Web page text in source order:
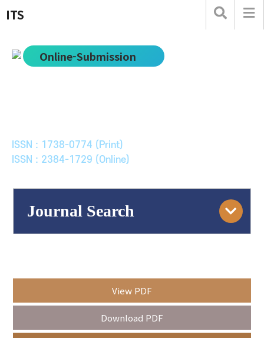
ITS
Online-Submission
ISSN : 1738-0774 (Print)
ISSN : 2384-1729 (Online)
Journal Search
Year(s) :
to
View PDF
Download PDF